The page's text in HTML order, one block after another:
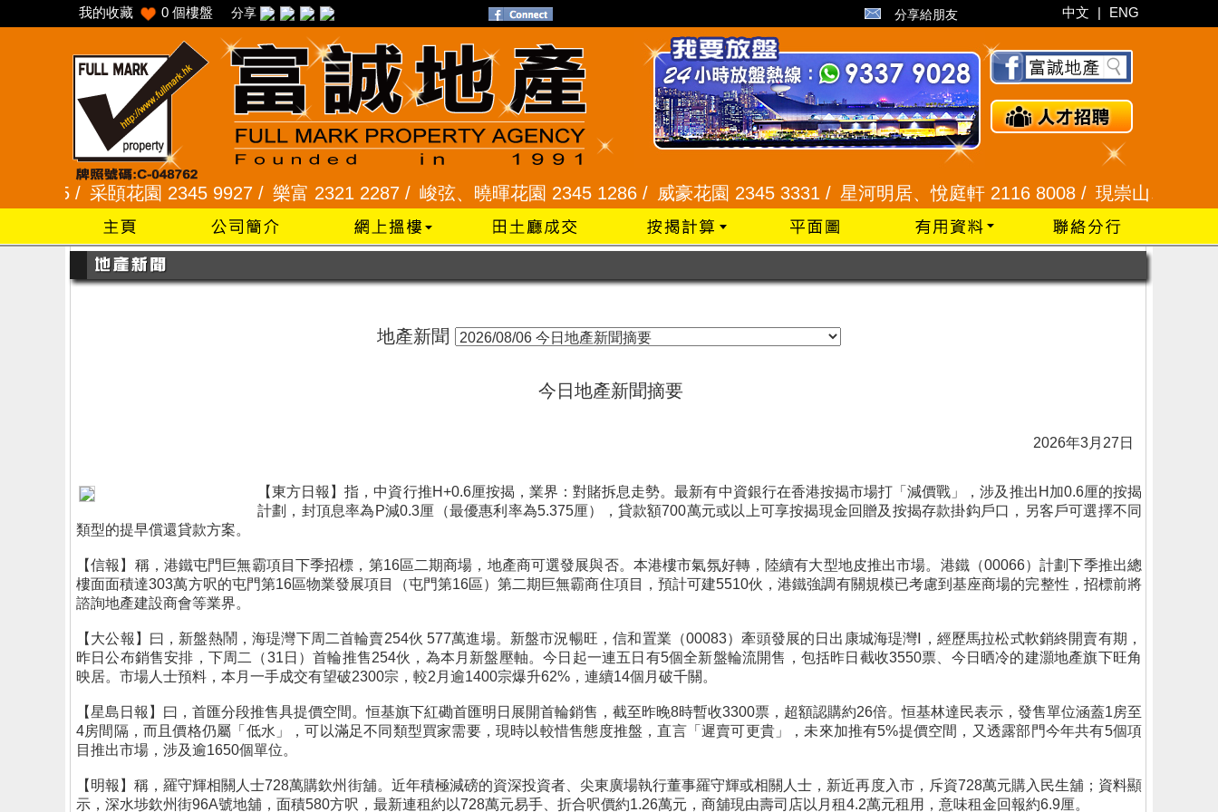
我的收藏 0 個樓盤 分享 分享給朋友 中文 | ENG
采頣花園 2345 9927 /樂富 2321 2287 /峻弦、曉暉花園 2345 1286 /威豪花園 2345 3331 /星河明居、悅庭軒 2116 8008 /現崇山、譽港灣
地產新聞
今日地產新聞摘要
2026年3月27日
【東方日報】指，中資行推H+0.6厘按揭，業界：對賭拆息走勢。最新有中資銀行在香港按揭市場打「減價戰」，涉及推出H加0.6厘的按揭
計劃，封頂息率為P減0.3厘（最優惠利率為5.375厘），貸款額700萬元或以上可享按揭現金回贈及按揭存款掛鈎戶口，另客戶可選擇不同
類型的提早償還貸款方案。
【信報】稱，港鐵屯門巨無霸項目下季招標，第16區二期商場，地產商可選發展與否。本港樓市氣氛好轉，陸續有大型地皮推出市場。港鐵（00066）計劃下季推出總
樓面面積達303萬方呎的屯門第16區物業發展項目（屯門第16區）第二期巨無霸商住項目，預計可建5510伙，港鐵強調有關規模已考慮到基座商場的完整性，招標前將
諮詢地產建設商會等業界。
【大公報】曰，新盤熱鬧，海瑅灣下周二首輪賣254伙 577萬進場。新盤市況暢旺，信和置業（00083）牽頭發展的日出康城海瑅灣Ⅰ，經歷馬拉松式軟銷終開賣有期，
昨日公布銷售安排，下周二（31日）首輪推售254伙，為本月新盤壓軸。今日起一連五日有5個全新盤輪流開售，包括昨日截收3550票、今日晒冷的建灝地產旗下旺角
映居。市場人士預料，本月一手成交有望破2300宗，較2月逾1400宗爆升62%，連續14個月破千關。
【星島日報】曰，首匯分段推售具提價空間。恒基旗下紅磡首匯明日展開首輪銷售，截至昨晚8時暫收3300票，超額認購約26倍。恒基林達民表示，發售單位涵蓋1房至
4房間隔，而且價格仍屬「低水」，可以滿足不同類型買家需要，現時以較惜售態度推盤，直言「遲賣可更貴」，未來加推有5%提價空間，又透露部門今年共有5個項
目推出市場，涉及逾1650個單位。
【明報】稱，羅守輝相關人士728萬購欽州街舖。近年積極減磅的資深投資者、尖東廣場執行董事羅守輝或相關人士，新近再度入市，斥資728萬元購入民生舖；資料顯
示，深水埗欽州街96A號地舖，面積580方呎，最新連租約以728萬元易手、折合呎價約1.26萬元，商舖現由壽司店以月租4.2萬元租用，意味租金回報約6.9厘。